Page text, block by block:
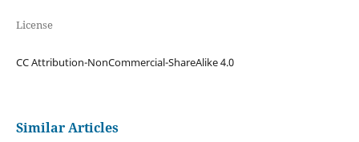
License
CC Attribution-NonCommercial-ShareAlike 4.0
Similar Articles